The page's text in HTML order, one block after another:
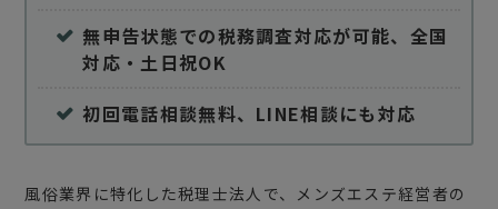
無申告状態での税務調査対応が可能、全国
対応・土日祝OK
初回電話相談無料、LINE相談にも対応
風俗業界に特化した税理士法人で、メンズエステ経営者の